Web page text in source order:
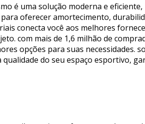
é uma solução moderna e
oferecer amortecimento,
conecta você aos melhores
com mais de 1,6 milhão de
opções para suas necessidades.
qualidade do seu espaço esportivo,